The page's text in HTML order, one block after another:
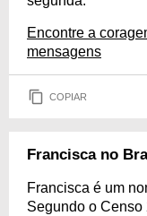
Encontre a
mensagens
COPIAR
Francisca no
Francisca é um
Segundo o